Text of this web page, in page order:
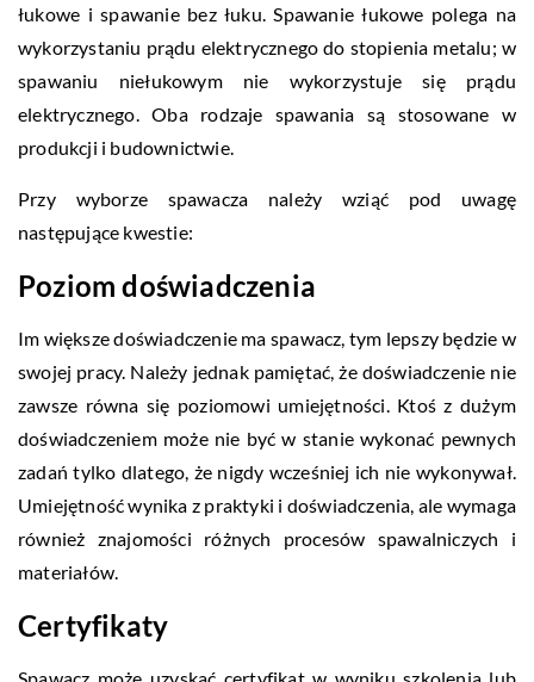
łukowe i spawanie bez łuku. Spawanie łukowe polega na
wykorzystaniu prądu elektrycznego do stopienia metalu; w
spawaniu niełukowym nie wykorzystuje się prądu
elektrycznego. Oba rodzaje spawania są stosowane w
produkcji i budownictwie.
Przy wyborze spawacza należy wziąć pod uwagę
następujące kwestie:
Poziom doświadczenia
Im większe doświadczenie ma spawacz, tym lepszy będzie w
swojej pracy. Należy jednak pamiętać, że doświadczenie nie
zawsze równa się poziomowi umiejętności. Ktoś z dużym
doświadczeniem może nie być w stanie wykonać pewnych
zadań tylko dlatego, że nigdy wcześniej ich nie wykonywał.
Umiejętność wynika z praktyki i doświadczenia, ale wymaga
również znajomości różnych procesów spawalniczych i
materiałów.
Certyfikaty
Spawacz może uzyskać certyfikat w wyniku szkolenia lub